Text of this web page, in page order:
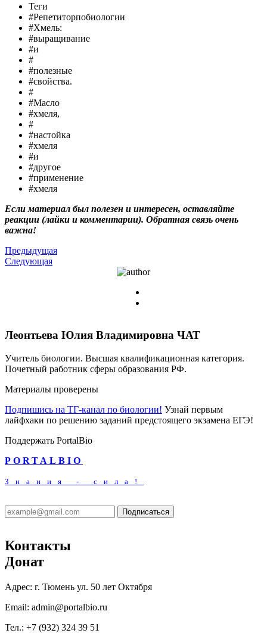
Теги
#Репетиторпобиологии
#Хмель:
#выращивание
#и
#
#полезные
#свойства.
#
#Масло
#хмеля,
#
#настойка
#хмеля
#и
#другое
#применение
#хмеля
Если материал был полезен и интересен, оставляйте
реакции (лайки и комментарии). Обратная связь очень
важна!
Предыдущая
Следующая
Леонтьева Юлия Владимировна ЧАТ
Учитель биологии. Высшая квалификационная категория.
Почетный работник сферы образования РФ.
Материалы проверены
Подпишись на ТГ-канал по биологии! Узнай первым
лайфхаки по решению заданий предстоящего экзамена ЕГЭ!
Поддержать PortalBio
PORTALBIO
Знания - сила!
Подписаться
Контакты
Донат
Адрес: г. Тюмень ул. 50 лет Октября
Email: admin@portalbio.ru
Тел.: +7 (932) 324 39 51